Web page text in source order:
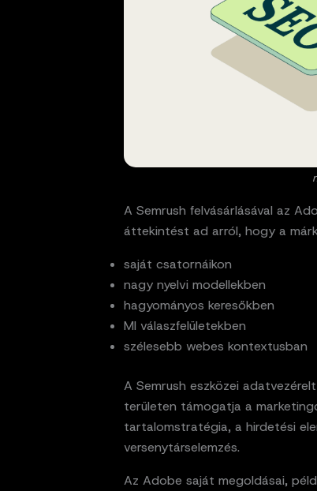
A Semrush felvásárlásával az
áttekintést ad arról, hogy a
saját csatornáikon
nagy nyelvi modellekben
hagyományos keresőkben
MI válaszfelületekben
szélesebb webes kontextusban
A Semrush eszközei
területen támogatja a
tartalomstratégia, a hirdetési
versenytárselemzés.
Az Adobe saját megoldásai,